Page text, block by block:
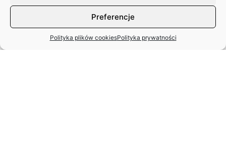
Preferencje
Polityka plików cookiesPolityka prywatności